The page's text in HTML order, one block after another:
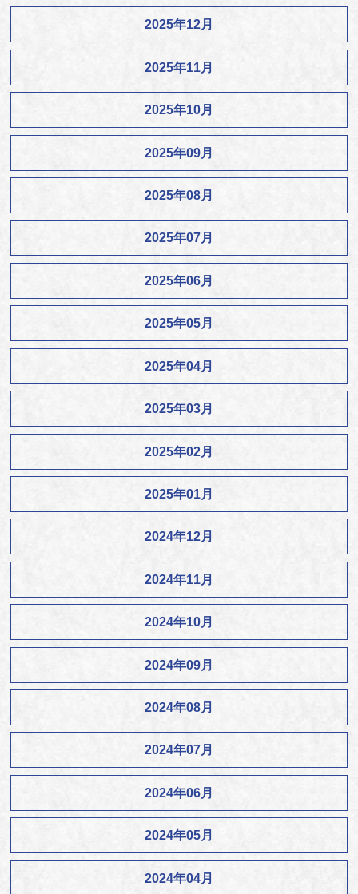
2025年12月
2025年11月
2025年10月
2025年09月
2025年08月
2025年07月
2025年06月
2025年05月
2025年04月
2025年03月
2025年02月
2025年01月
2024年12月
2024年11月
2024年10月
2024年09月
2024年08月
2024年07月
2024年06月
2024年05月
2024年04月